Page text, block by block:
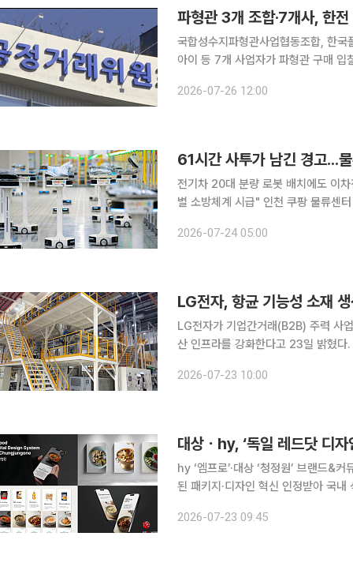
파형관 3개 조합·7개사, 한
국합성수지파형관사업협동조합, 한
아이 등 7개 사업자가 파형관 구매 입
대해 사전에 낙찰예정자와 낙찰물량
2026-07-26 12:00
전기차 20대 분량 로봇 배치에도 이
별 소방체계 시급" 인천 쿠팡 물류센터 화재로 물류 로봇의 ‘리튬이온 배터리’(리튬 이차전지) 관련
연성 물질이 빽빽하게 쌓인 구조적 취
2026-07-24 05:00
LG전자, 항균 기능성 소재
LG전자가 기업간거래(B2B) 주력 사
산 인프라를 강화한다고 23일 밝혔다. LG전자는 최근 베트남 하이퐁 생산법인에서 유리 파우더 기
했다. 하이퐁 생산라인은 부지
2026-07-23 10:00
대상ㆍhy, ‘독일 레드닷 디
hy ‘엠프로’·대상 ‘청정원’ 브랜드&
된 패키지·디자인 혁신 인정받아 국내 식품·유통업계가 세계 최고 권위의 디자인 시상식인 ‘레드닷
23일 유통업계에 따르면 대상의 청정
2026-07-23 09:45